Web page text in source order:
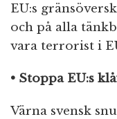
EU:s
och på alla
vara terrorist i
• Stoppa EU:s
Värna svensk